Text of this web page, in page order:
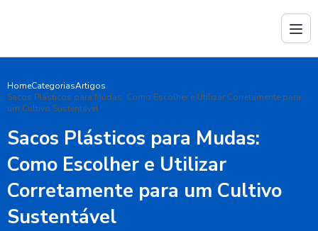
HomeCategoriasArtigos
Sacos Plásticos para Mudas: Como Escolher e Utilizar Corretamente para
um Cultivo Sustentável
Sacos Plásticos para Mudas:
Como Escolher e Utilizar
Corretamente para um Cultivo
Sustentável